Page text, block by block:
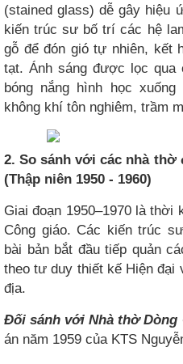
(stained glass) dễ gây hiệu
kiến trúc sư bố trí các hệ
gỗ để đón gió tự nhiên, kết
tạt. Ánh sáng được lọc qua
bóng nắng hình học
không khí tôn nghiêm, trầm
2. So sánh với các nhà
(Thập niên 1950 - 1960)
Giai đoạn 1950–1970 là thời
Công giáo. Các kiến trúc
bài bản bắt đầu tiếp quản
theo tư duy thiết kế Hiện đại
địa.
Đối sánh với Nhà thờ Dòng
án năm 1959 của KTS